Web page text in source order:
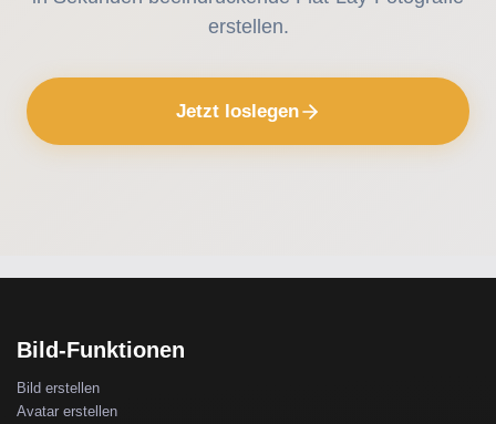
erstellen.
Jetzt loslegen
Bild-Funktionen
Bild erstellen
Avatar erstellen